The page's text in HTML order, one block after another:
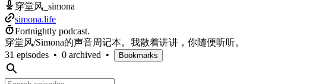
穿堂风_simona
simona.life
Fortnightly podcast.
穿堂风/Simona的声音周记本。我散着讲讲，你随便听听。
31 episodes • 0 archived • Bookmarks